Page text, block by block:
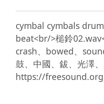
cymbal cymbals
beat<br/>槌鈴
crash、bowed、
鼓、中國、鈸、光澤